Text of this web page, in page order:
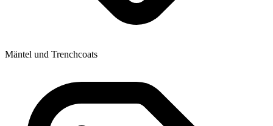
Mäntel und Trenchcoats